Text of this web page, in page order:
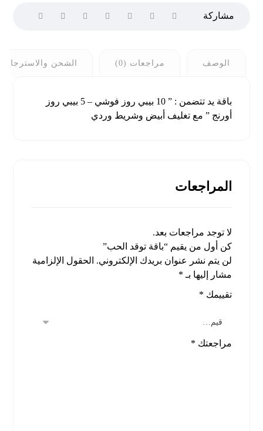
الوصف مراجعات (0) الشحن والاسترجاع
باقة يد تتضمن : ” 10 بيبي روز فوشي – 5 بيبي روز
أورنج ” مع تغليف أبيض وشريط وردي
المراجعات
لا توجد مراجعات بعد.
كن أول من يقيم “باقة توقد الحب”
لن يتم نشر عنوان بريدك الإلكتروني. الحقول الإلزامية
مشار إليها بـ *
تقييمك *
مراجعتك *